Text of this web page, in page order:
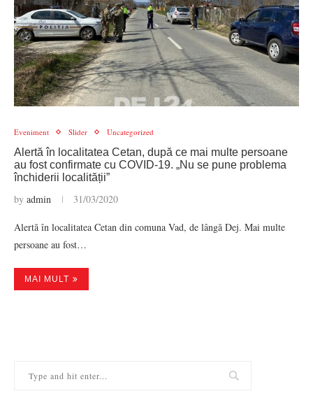
Eveniment Slider Uncategorized
Alertă în localitatea Cetan, după ce mai multe persoane
au fost confirmate cu COVID-19. „Nu se pune problema
închiderii localității”
by admin 31/03/2020
Alertă în localitatea Cetan din comuna Vad, de lângă Dej. Mai multe
persoane au fost…
MAI MULT